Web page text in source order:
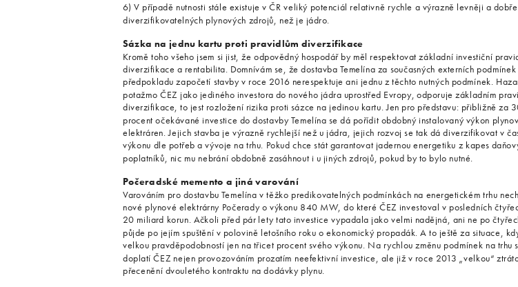
6) V případě nutnosti stále existuje v ČR veliký potenciál relativně rychle a výrazně levněji a
diverzifikovatelných plynových zdrojů, než je jádro.
Sázka na jednu kartu proti pravidlům diverzifikace
Kromě toho všeho jsem si jist, že odpovědný hospodář by měl respektovat základní investiční
diverzifikace a rentabilita. Domnívám se, že dostavba Temelína za současných externích
předpokladu započetí stavby v roce 2016 nerespektuje ani jednu z těchto nutných podmínek.
potažmo ČEZ jako jediného investora do nového jádra uprostřed Evropy, odporuje základním
diverzifikace, to jest rozložení rizika proti sázce na jedinou kartu. Jen pro představu: přibližně za
procent očekávané investice do dostavby Temelína se dá pořídit obdobný instalovaný výkon
elektráren. Jejich stavba je výrazně rychlejší než u jádra, jejich rozvoj se tak dá diverzifikovat v
výkonu dle potřeb a vývoje na trhu. Pokud chce stát garantovat jadernou energetiku z kapes
poplatníků, nic mu nebrání obdobně zasáhnout i u jiných zdrojů, pokud by to bylo nutné.
Počeradské memento a jiná varování
Varováním pro dostavbu Temelína v těžko predikovatelných podmínkách na energetickém trhu
nové plynové elektrárny Počerady o výkonu 840 MW, do které ČEZ investoval v posledních
20 miliard korun. Ačkoli před pár lety tato investice vypadala jako velmi nadějná, ani ne po
půjde po jejím spuštění v polovině letošního roku o ekonomický propadák. A to ještě za situace,
velkou pravděpodobností jen na třicet procent svého výkonu. Na rychlou změnu podmínek na trhu
doplatí ČEZ nejen provozováním prozatím neefektivní investice, ale již v roce 2013 „velkou“
přecenění dvouletého kontraktu na dodávky plynu.